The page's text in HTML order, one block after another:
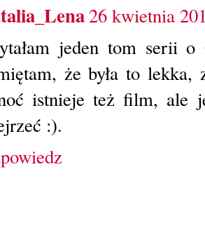
26 kwietnia
jeden tom serii o
że była to
istnieje też film, ale
:).